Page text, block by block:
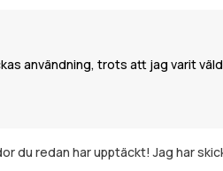
användning, trots att jag varit
du redan har upptäckt! Jag har